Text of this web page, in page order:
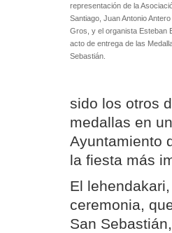
representación de la
Santiago, Juan Antonio
Gros, y el organista Esteban
acto de entrega de las
Sebastián.
sido los otros
medallas en
Ayuntamiento
la fiesta más
El
ceremonia,
San